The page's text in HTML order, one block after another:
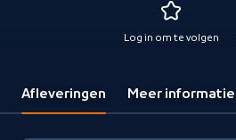
Log in om te volgen
Afleveringen Meer informatie